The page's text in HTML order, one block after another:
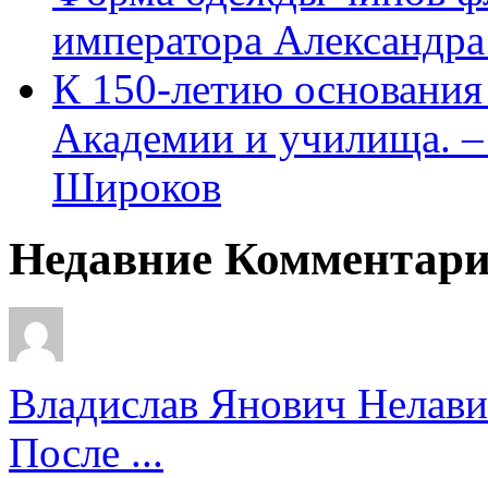
императора
К 150-летию
Академии и училища.
Широков
Недавние
Владислав Янович
После ...